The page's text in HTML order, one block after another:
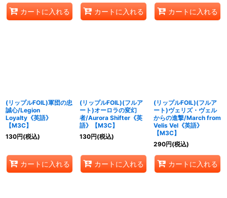
カートに入れる カートに入れる カートに入れる
(リップルFOIL)軍団の忠
誠心/Legion
Loyalty《英語》
【M3C】
130円(税込)
カートに入れる
(リップルFOIL)(フルア
ート)オーロラの変幻
者/Aurora Shifter《英
語》【M3C】
130円(税込)
カートに入れる
(リップルFOIL)(フルア
ート)ヴェリズ・ヴェル
からの進撃/March from
Velis Vel《英語》
【M3C】
290円(税込)
カートに入れる